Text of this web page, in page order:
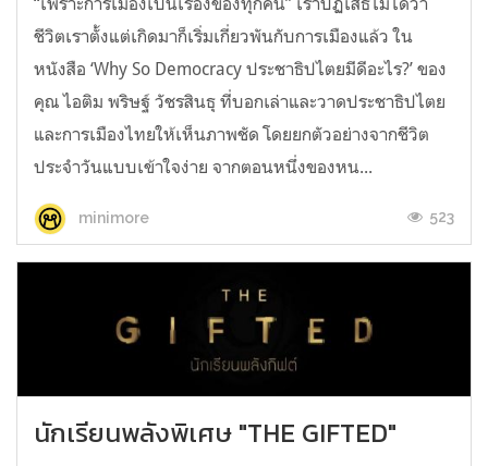
ชีวิตเราตั้งแต่เกิดมาก็เริ่มเกี่ยวพันกับการเมืองแล้ว ใน
หนังสือ ‘Why So Democracy ประชาธิปไตยมีดีอะไร?’ ของ
คุณ ไอติม พริษฐ์ วัชรสินธุ ที่บอกเล่าและวาดประชาธิปไตย
และการเมืองไทยให้เห็นภาพชัด โดยยกตัวอย่างจากชีวิต
ประจำวันแบบเข้าใจง่าย จากตอนหนึ่งของหน...
minimore 523
นักเรียนพลังพิเศษ "THE GIFTED"